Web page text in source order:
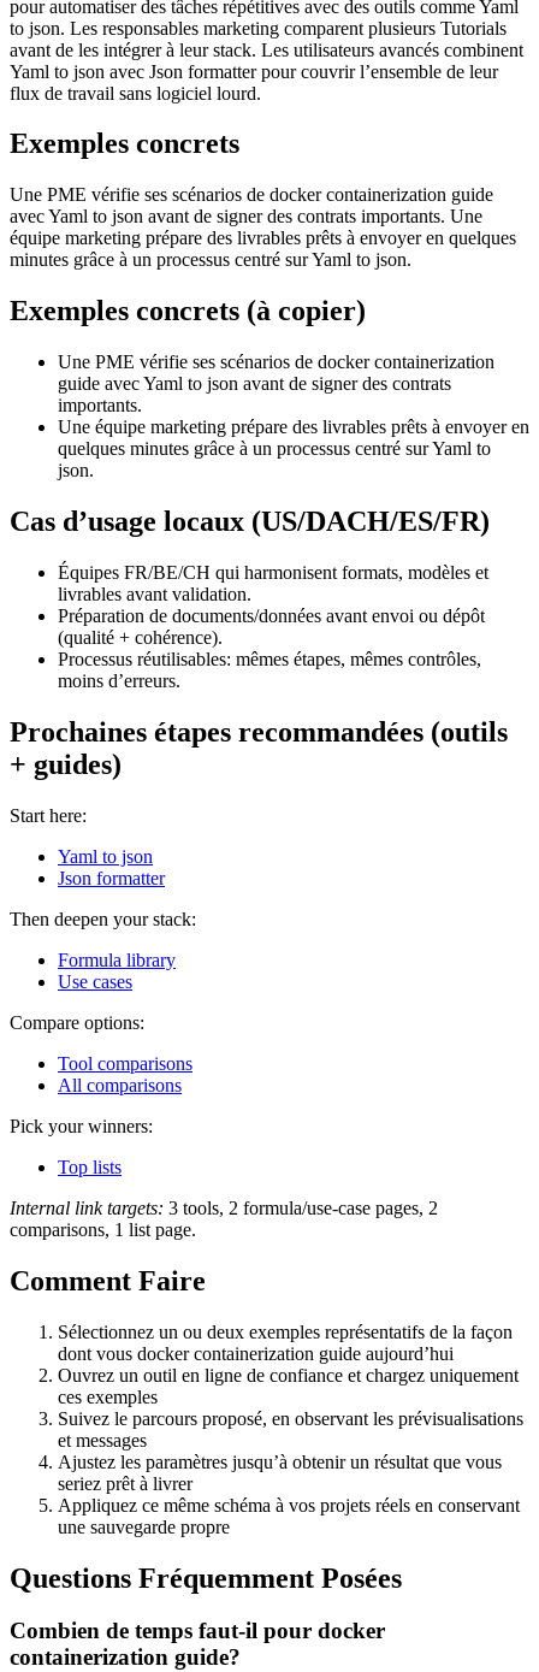
pour automatiser des tâches répétitives avec des outils comme Yaml
to json. Les responsables marketing comparent plusieurs Tutorials
avant de les intégrer à leur stack. Les utilisateurs avancés combinent
Yaml to json avec Json formatter pour couvrir l’ensemble de leur
flux de travail sans logiciel lourd.
Exemples concrets
Une PME vérifie ses scénarios de docker containerization guide
avec Yaml to json avant de signer des contrats importants. Une
équipe marketing prépare des livrables prêts à envoyer en quelques
minutes grâce à un processus centré sur Yaml to json.
Exemples concrets (à copier)
Une PME vérifie ses scénarios de docker containerization
guide avec Yaml to json avant de signer des contrats
importants.
Une équipe marketing prépare des livrables prêts à envoyer en
quelques minutes grâce à un processus centré sur Yaml to
json.
Cas d’usage locaux (US/DACH/ES/FR)
Équipes FR/BE/CH qui harmonisent formats, modèles et
livrables avant validation.
Préparation de documents/données avant envoi ou dépôt
(qualité + cohérence).
Processus réutilisables: mêmes étapes, mêmes contrôles,
moins d’erreurs.
Prochaines étapes recommandées (outils
+ guides)
Start here:
Yaml to json
Json formatter
Then deepen your stack:
Formula library
Use cases
Compare options:
Tool comparisons
All comparisons
Pick your winners:
Top lists
Internal link targets: 3 tools, 2 formula/use-case pages, 2
comparisons, 1 list page.
Comment Faire
Sélectionnez un ou deux exemples représentatifs de la façon
dont vous docker containerization guide aujourd’hui
Ouvrez un outil en ligne de confiance et chargez uniquement
ces exemples
Suivez le parcours proposé, en observant les prévisualisations
et messages
Ajustez les paramètres jusqu’à obtenir un résultat que vous
seriez prêt à livrer
Appliquez ce même schéma à vos projets réels en conservant
une sauvegarde propre
Questions Fréquemment Posées
Combien de temps faut-il pour docker
containerization guide?